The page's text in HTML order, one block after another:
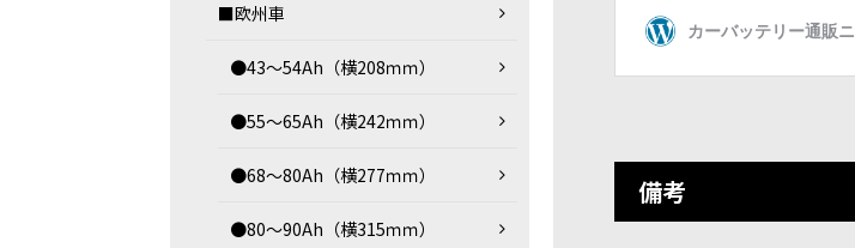
備考
■欧州車
●43～54Ah（横208ｍｍ）
●55～65Ah（横242ｍｍ）
●68～80Ah（横277ｍｍ）
●80～90Ah（横315ｍｍ）